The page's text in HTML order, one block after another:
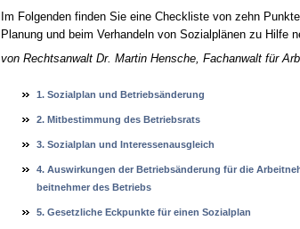
Im Fol­gen­den fin­den Sie ei­ne Check­lis­te von zehn
Pla­nung und beim Ver­han­deln von So­zi­al­plä­nen zu Hil­fe
von Rechts­an­walt Dr. Mar­tin Hen­sche, Fach­an­walt für
1. So­zi­al­plan und Be­triebsände­rung
2. Mit­be­stim­mung des Be­triebs­rats
3. So­zi­al­plan und In­ter­es­sen­aus­gleich
4. Aus­wir­kun­gen der Be­triebsände­rung für die
beit­neh­mer des Be­triebs
5. Ge­setz­li­che Eck­punk­te für ei­nen So­zi­al­plan